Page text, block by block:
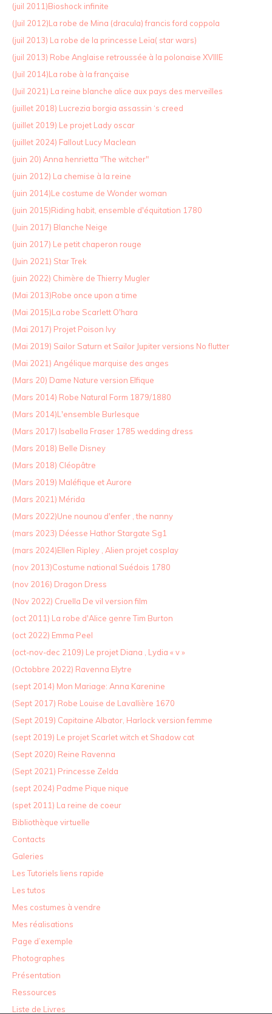
(juil 2011)Bioshock infinite
(Juil 2012)La robe de Mina (dracula) francis ford coppola
(juil 2013) La robe de la princesse Leïa( star wars)
(juil 2013) Robe Anglaise retroussée à la polonaise XVIIIE
(Juil 2014)La robe à la française
(Juil 2021) La reine blanche alice aux pays des merveilles
(juillet 2018) Lucrezia borgia assassin ‘s creed
(juillet 2019) Le projet Lady oscar
(juillet 2024) Fallout Lucy Maclean
(juin 20) Anna henrietta "The witcher"
(juin 2012) La chemise à la reine
(juin 2014)Le costume de Wonder woman
(juin 2015)Riding habit, ensemble d'équitation 1780
(Juin 2017) Blanche Neige
(juin 2017) Le petit chaperon rouge
(Juin 2021) Star Trek
(juin 2022) Chimère de Thierry Mugler
(Mai 2013)Robe once upon a time
(Mai 2015)La robe Scarlett O'hara
(Mai 2017) Projet Poison Ivy
(Mai 2019) Sailor Saturn et Sailor Jupiter versions No flutter
(Mai 2021) Angélique marquise des anges
(Mars 20) Dame Nature version Elfique
(Mars 2014) Robe Natural Form 1879/1880
(Mars 2014)L'ensemble Burlesque
(Mars 2017) Isabella Fraser 1785 wedding dress
(Mars 2018) Belle Disney
(Mars 2018) Cléopâtre
(Mars 2019) Maléfique et Aurore
(Mars 2021) Mérida
(Mars 2022)Une nounou d'enfer , the nanny
(mars 2023) Déesse Hathor Stargate Sg1
(mars 2024)Ellen Ripley , Alien projet cosplay
(nov 2013)Costume national Suédois 1780
(nov 2016) Dragon Dress
(Nov 2022) Cruella De vil version film
(oct 2011) La robe d'Alice genre Tim Burton
(oct 2022) Emma Peel
(oct-nov-dec 2109) Le projet Diana , Lydia « v »
(Octobbre 2022) Ravenna Elytre
(sept 2014) Mon Mariage: Anna Karenine
(Sept 2017) Robe Louise de Lavallière 1670
(Sept 2019) Capitaine Albator, Harlock version femme
(sept 2019) Le projet Scarlet witch et Shadow cat
(Sept 2020) Reine Ravenna
(Sept 2021) Princesse Zelda
(sept 2024) Padme Pique nique
(spet 2011) La reine de coeur
Bibliothèque virtuelle
Contacts
Galeries
Les Tutoriels liens rapide
Les tutos
Mes costumes à vendre
Mes réalisations
Page d’exemple
Photographes
Présentation
Ressources
Liste de Livres